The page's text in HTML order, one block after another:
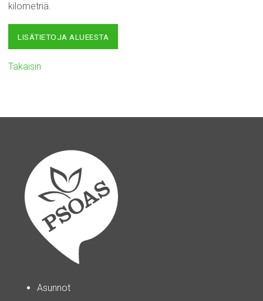
kilometriä.
LISÄTIETOJA ALUEESTA
Takaisin
Asunnot